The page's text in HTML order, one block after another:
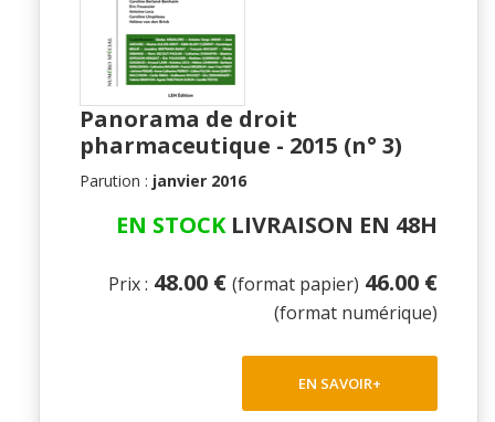
Panorama de droit
pharmaceutique - 2015 (n° 3)
Parution : janvier 2016
EN STOCKLIVRAISON EN 48H
Prix : 48.00 € (format papier) 46.00 €
(format numérique)
EN SAVOIR+